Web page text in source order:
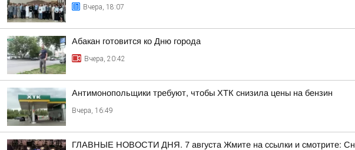
Вчера, 18:07
Абакан готовится ко Дню города
Вчера, 20:42
Антимонопольщики требуют, чтобы ХТК снизила цены на бензин
Вчера, 16:49
ГЛАВНЫЕ НОВОСТИ ДНЯ. 7 августа Жмите на ссылки и смотрите: